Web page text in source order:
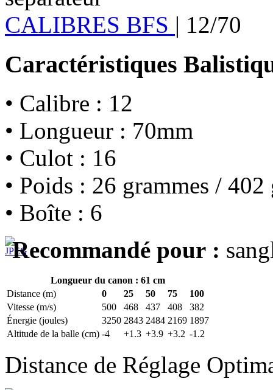
CALIBRES BFS | 12/70
Caractéristiques
• Calibre : 12
• Longueur : 70mm
• Culot : 16
• Poids : 26 grammes / 402
• Boîte : 6
Recommandé pour :
Longueur du canon : 61 cm
Distance (m)
0 25 50 75
100
Vitesse (m/s)
500 468 437 408
382
Énergie (joules)
3250 2843 2484 2169 1897
Altitude de la balle (cm) -4 +1.3 +3.9 +3.2 -1.2
Distance de Réglage